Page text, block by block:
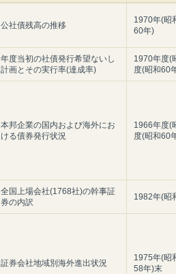
公社債残高の推移
1970年(昭
60年)
年度当初の社債発行希望ないし
計画とその実行率(達成率)
1970年度(
度(昭和60
本邦企業の国内および海外にお
ける債券発行状況
1966年度(
度(昭和60
全国上場会社(1768社)の幹事証
券の内訳
1982年(昭
証券会社地域別海外進出状況
1975年(昭
58年)末